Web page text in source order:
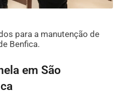
para a manutenção de
Benfica.
em São